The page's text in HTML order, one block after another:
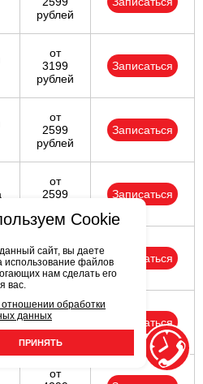
рублей
от
3199
рублей
Записаться
от
2599
рублей
Записаться
от
2599
Записаться
от
4299
рублей
Записаться
от
4299
Записаться
от
Cookie
сайт, вы даете
использование файлов
нам сделать его
вас.
отношении обработки
данных
ПРИНЯТЬ